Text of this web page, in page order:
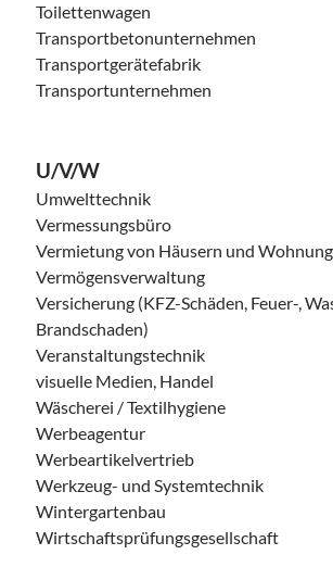
Toilettenwagen
Transportbetonunternehmen
Transportgerätefabrik
Transportunternehmen
U/V/W
Umwelttechnik
Vermessungsbüro
Vermietung von Häusern und
Vermögensverwaltung
Versicherung (KFZ-Schäden, Feuer-,
Brandschaden)
Veranstaltungstechnik
visuelle Medien, Handel
Wäscherei / Textilhygiene
Werbeagentur
Werbeartikelvertrieb
Werkzeug- und Systemtechnik
Wintergartenbau
Wirtschaftsprüfungsgesellschaft